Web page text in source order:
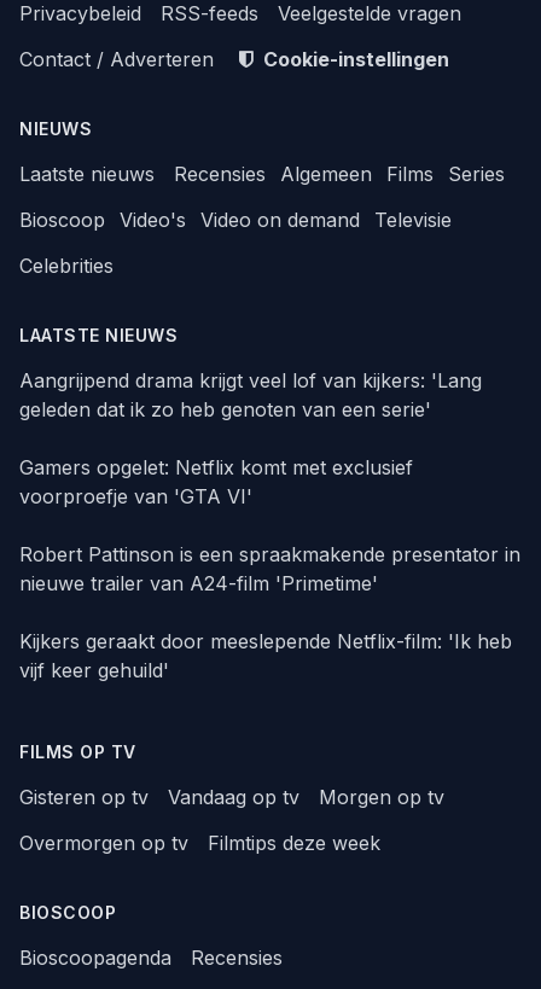
Privacybeleid
RSS-feeds
Veelgestelde vragen
Contact / Adverteren
Cookie-instellingen
NIEUWS
Laatste nieuws Recensies Algemeen Films
Series
Bioscoop
Video's Video on demand
Televisie
Celebrities
LAATSTE NIEUWS
Aangrijpend drama krijgt veel lof van kijkers: 'Lang
geleden dat ik zo heb genoten van een serie'
Gamers opgelet: Netflix komt met exclusief
voorproefje van 'GTA VI'
Robert Pattinson is een spraakmakende presentator in
nieuwe trailer van A24-film 'Primetime'
Kijkers geraakt door meeslepende Netflix-film: 'Ik heb
vijf keer gehuild'
FILMS OP TV
Gisteren op tv Vandaag op tv
Morgen op tv
Overmorgen op tv
Filmtips deze week
BIOSCOOP
Bioscoopagenda
Recensies